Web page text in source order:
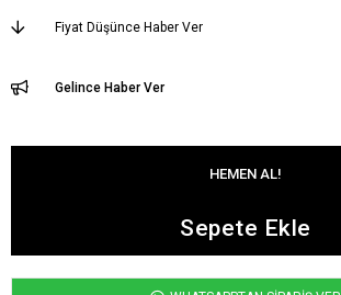
Fiyat Düşünce Haber Ver
Gelince Haber Ver